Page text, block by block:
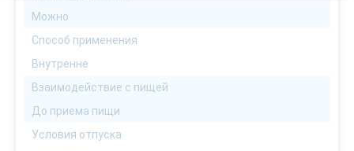
Можно
Способ применения
Внутренне
Взаимодействие с пищей
До приема пищи
Условия отпуска